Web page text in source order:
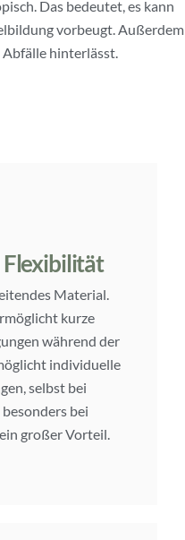
Das bedeutet, es kann
vorbeugt. Außerdem
hinterlässt.
Flexibilität
Material.
kurze
während der
individuelle
selbst bei
bei
großer Vorteil.